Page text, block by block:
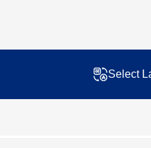
Select